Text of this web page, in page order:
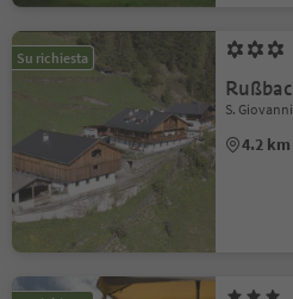
Su richiesta
S.
4.2 km